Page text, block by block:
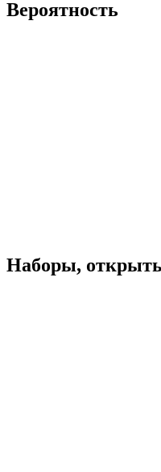
Вероятность
Наборы,